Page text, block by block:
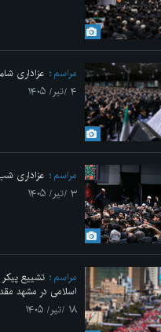
مراسم
عزاداری شام
۴ /تیر/ ۱۴۰۵
مراسم
عزاداری شب
۳ /تیر/ ۱۴۰۵
مراسم
تشییع پیکر
اسلامی در مشهد
۱۸ /تیر/ ۱۴۰۵